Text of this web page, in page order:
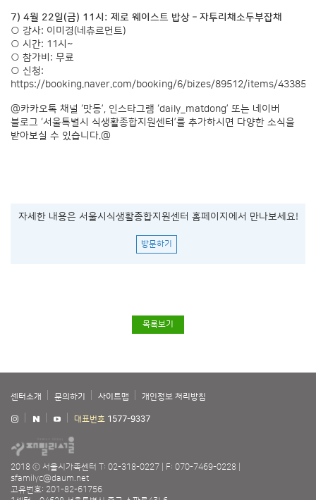
7) 4월 22일(금) 11시: 제로 웨이스트 밥상 – 자투리채소두부잡채
○ 강사: 이미경(네츄르먼트)
○ 시간: 11시~
○ 참가비: 무료
○ 신청:
https://booking.naver.com/booking/6/bizes/89512/items/
@카카오톡 채널 ‘맛동’, 인스타그램 ‘daily_matdong’ 또는 네이버
블로그 ‘서울특별시 식생활종합지원센터’를 추가하시면 다양한 소식을
받아보실 수 있습니다.@
자세한 내용은 서울시식생활종합지원센터 홈페이지에서 만나보세요!
방문하기
목록보기
센터소개 문의하기 사이트맵 개인정보 처리방침
대표번호 1577-9337
2018 ⓒ 서울시가족센터 T: 02-318-0227
F: 070-7469-0228
sfamilyc@daum.net
고유번호: 201-82-61756